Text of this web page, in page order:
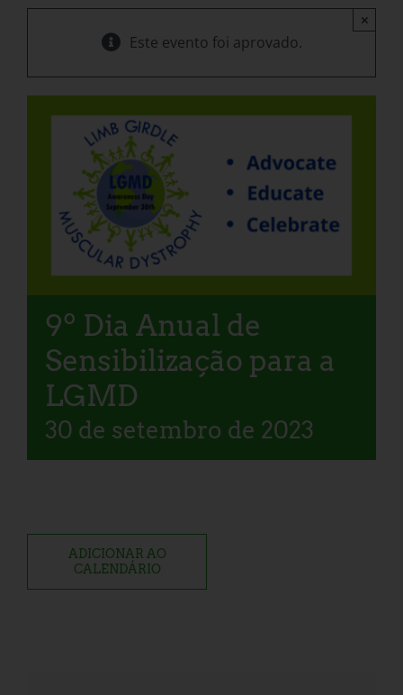
Este evento foi aprovado.
×
9º Dia Anual de
Sensibilização para a
LGMD
30 de setembro de 2023
ADICIONAR AO
CALENDÁRIO